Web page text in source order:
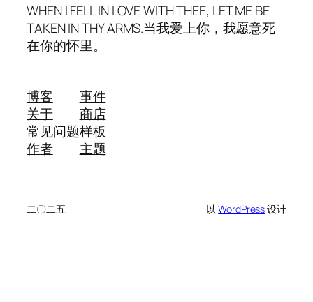
WHEN I FELL IN LOVE WITH THEE, LET ME BE
TAKEN IN THY ARMS.当我爱上你，我愿意死
在你的怀里。
博客
关于
常见问题
作者
事件
商店
样板
主题
二〇二五 以WordPress设计